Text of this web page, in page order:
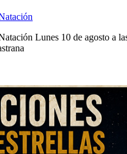
Lunes 10 de agosto a